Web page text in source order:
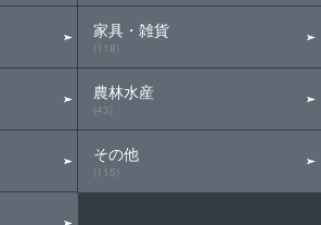
家具・雑貨
(118)
農林水産
(43)
その他
(115)